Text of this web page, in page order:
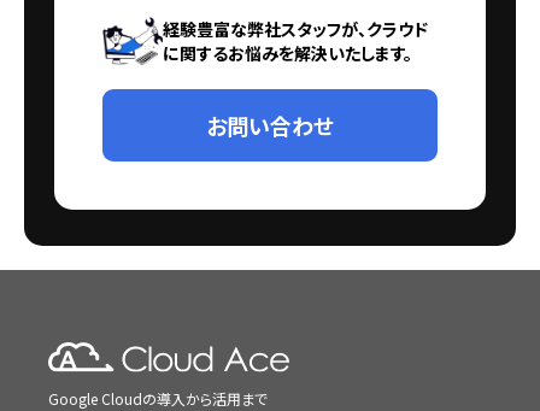
経験豊富な弊社スタッフが、クラウド
に関するお悩みを解決いたします。
お問い合わせ
Google Cloudの導入から活用まで